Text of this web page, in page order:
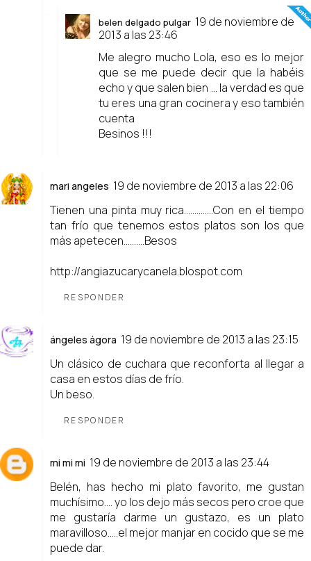
belen delgado pulgar 19 de noviembre de
2013 a las 23:46
Me alegro mucho Lola, eso es lo mejor
que se me puede decir que la habéis
echo y que salen bien ... la verdad es que
tu eres una gran cocinera y eso también
cuenta
Besinos !!!
mari angeles 19 de noviembre de 2013 a las 22:06
Tienen una pinta muy rica..............Con en el tiempo
tan frío que tenemos estos platos son los que
más apetecen..........Besos
http://angiazucarycanela.blospot.com
RESPONDER
ángeles ágora 19 de noviembre de 2013 a las 23:15
Un clásico de cuchara que reconforta al llegar a
casa en estos días de frío.
Un beso.
RESPONDER
mi mi mi 19 de noviembre de 2013 a las 23:44
Belén, has hecho mi plato favorito, me gustan
muchísimo.... yo los dejo más secos pero croe que
me gustaría darme un gustazo, es un plato
maravilloso.....el mejor manjar en cocido que se me
puede dar.